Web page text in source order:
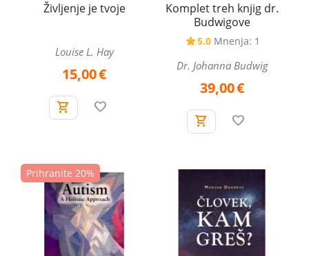
Življenje je tvoje
Louise L. Hay
15,00€
Komplet treh knjig dr.
Budwigove
5.0 Mnenja: 1
Dr. Johanna Budwig
39,00€
Prihranite 20%